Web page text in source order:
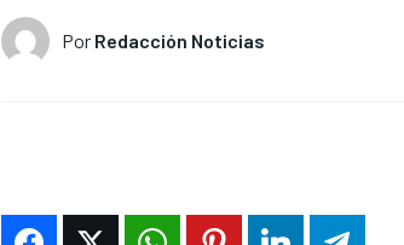
Por Redacción Noticias